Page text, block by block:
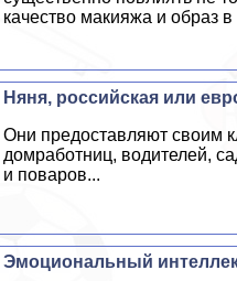
качество макияжа и образ
Няня, российская или
Они предоставляют своим
домработниц, водителей,
и поваров...
Эмоциональный